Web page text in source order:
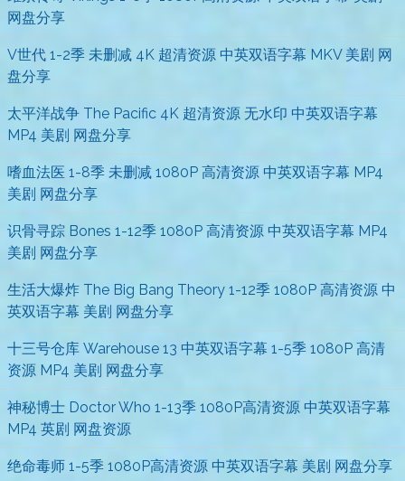
网盘分享
V世代 1-2季 未删减 4K 超清资源 中英双语字幕 MKV 美剧 网
盘分享
太平洋战争 The Pacific 4K 超清资源 无水印 中英双语字幕
MP4 美剧 网盘分享
嗜血法医 1-8季 未删减 1080P 高清资源 中英双语字幕 MP4
美剧 网盘分享
识骨寻踪 Bones 1-12季 1080P 高清资源 中英双语字幕 MP4
美剧 网盘分享
生活大爆炸 The Big Bang Theory 1-12季 1080P 高清资源 中
英双语字幕 美剧 网盘分享
十三号仓库 Warehouse 13 中英双语字幕 1-5季 1080P 高清
资源 MP4 美剧 网盘分享
神秘博士 Doctor Who 1-13季 1080P高清资源 中英双语字幕
MP4 英剧 网盘资源
绝命毒师 1-5季 1080P高清资源 中英双语字幕 美剧 网盘分享